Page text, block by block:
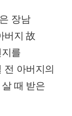
장남
버지 故
를
전 아버지의
때 받은